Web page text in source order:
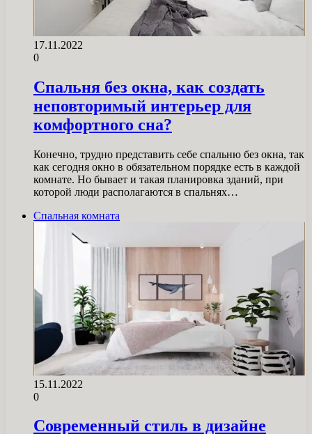
17.11.2022
0
Спальня без окна, как создать
неповторимый интерьер для
комфортного сна?
Конечно, трудно представить себе спальню без окна, так
как сегодня окно в обязательном порядке есть в каждой
комнате. Но бывает и такая планировка зданий, при
которой люди располагаются в спальнях…
Спальная комната
15.11.2022
0
Современный стиль в дизайне